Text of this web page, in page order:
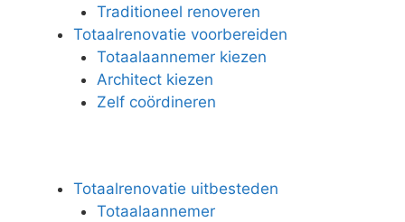
Traditioneel renoveren
Totaalrenovatie voorbereiden
Totaalaannemer kiezen
Architect kiezen
Zelf coördineren
Totaalrenovatie uitbesteden
Totaalaannemer